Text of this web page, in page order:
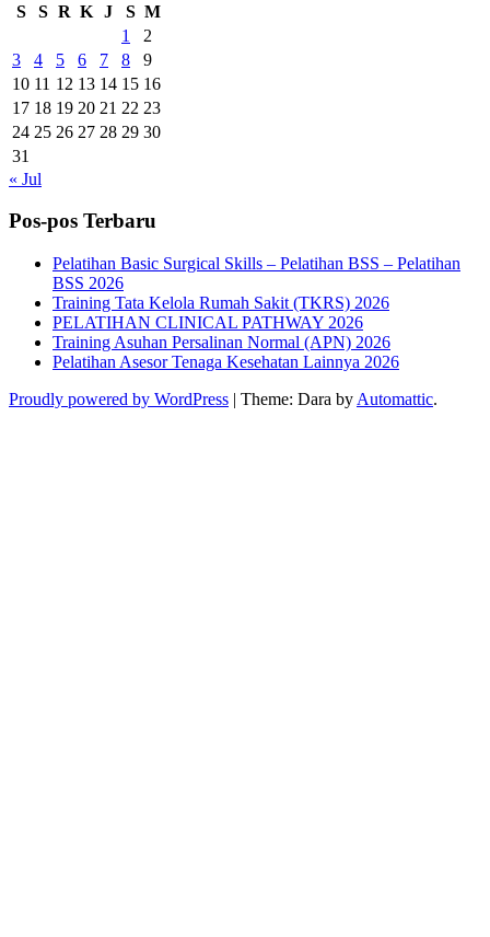
S
S R K J S M
1
2
3
4 5 6 7 8
9
10 11 12 13 14 15 16
17 18 19 20 21 22 23
24 25 26 27 28 29 30
31
« Jul
Pos-pos Terbaru
Pelatihan Basic Surgical Skills – Pelatihan BSS – Pelatihan
BSS 2026
Training Tata Kelola Rumah Sakit (TKRS) 2026
PELATIHAN CLINICAL PATHWAY 2026
Training Asuhan Persalinan Normal (APN) 2026
Pelatihan Asesor Tenaga Kesehatan Lainnya 2026
Proudly powered by WordPress | Theme: Dara by Automattic.